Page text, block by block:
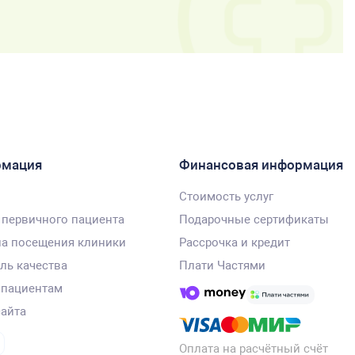
пациента
посещения клиники
качества
Финансовая информация
Стоимость услуг
Подарочные сертификаты
Рассрочка и кредит
Плати Частями
Оплата на расчётный счёт